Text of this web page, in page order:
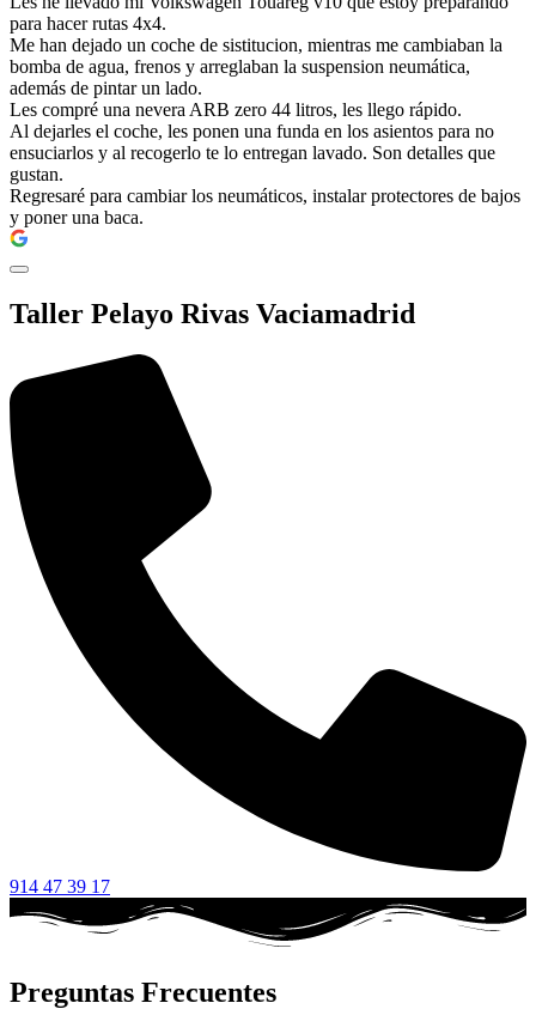
para hacer rutas 4x4.
Me han dejado un coche de sistitucion, mientras me cambiaban la
bomba de agua, frenos y arreglaban la suspension neumática,
además de pintar un lado.
Les compré una nevera ARB zero 44 litros, les llego rápido.
Al dejarles el coche, les ponen una funda en los asientos para no
ensuciarlos y al recogerlo te lo entregan lavado. Son detalles que
gustan.
Regresaré para cambiar los neumáticos, instalar protectores de bajos
y poner una baca.
Taller Pelayo Rivas Vaciamadrid
914 47 39 17
Preguntas Frecuentes